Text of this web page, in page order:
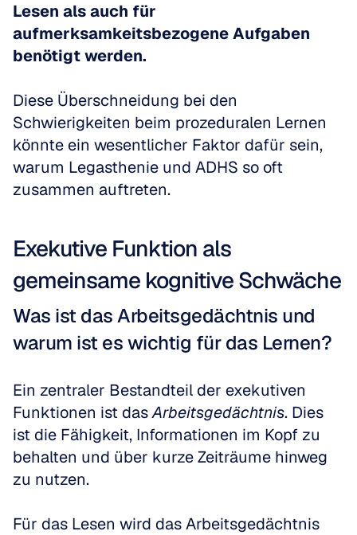
Lesen als auch für
aufmerksamkeitsbezogene Aufgaben
benötigt werden.
Diese Überschneidung bei den
Schwierigkeiten beim prozeduralen Lernen
könnte ein wesentlicher Faktor dafür sein,
warum Legasthenie und ADHS so oft
zusammen auftreten.
Exekutive Funktion als
gemeinsame kognitive Schwäche
Was ist das Arbeitsgedächtnis und
warum ist es wichtig für das Lernen?
Ein zentraler Bestandteil der exekutiven
Funktionen ist das Arbeitsgedächtnis. Dies
ist die Fähigkeit, Informationen im Kopf zu
behalten und über kurze Zeiträume hinweg
zu nutzen.
Für das Lesen wird das Arbeitsgedächtnis